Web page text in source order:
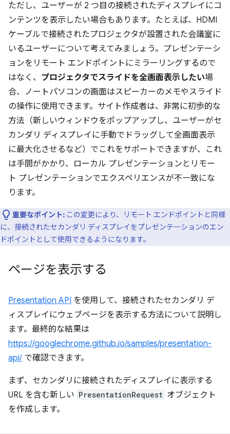
ただし、ユーザーが 2 つ目の接続されたディスプレイにコ
ンテンツを表示したい場合もあります。たとえば、HDMI
ケーブルで接続されたプロジェクタが設置された会議室に
いるユーザーについて考えてみましょう。プレゼンテーシ
ョンをリモート エンドポイントにミラーリングするので
はなく、 プロジェクタでスライドを全画面表示したい場
合、ノートパソコンの画面はスピーカーのメモやスライド
の操作に使用できます。サイト作成者は、非常に初歩的な
方法（新しいウィンドウをポップアップし、ユーザーがセ
カンダリ ディスプレイに手動でドラッグして全画面表示
に最大化させるなど）でこれをサポートできますが、これ
は手間がかかり、ローカル プレゼンテーションとリモー
ト プレゼンテーションでエクスペリエンスが不一致にな
ります。
重要なポイント: この変更により、リモート エンドポイントと同様
に、接続されたセカンダリ ディスプレイをプレゼンテーションのエン
ドポイントとして使用できるようになります。
ページを表示する
Presentation API を使用して、接続されたセカンダリ デ
ィスプレイにウェブページを表示する方法について説明し
ます。最終的な結果は
https://googlechrome.github.io/samples/presentation-
api/ で確認できます。
まず、セカンダリに接続されたディスプレイに表示する
URL を含む新しい PresentationRequest オブジェクト
を作成します。